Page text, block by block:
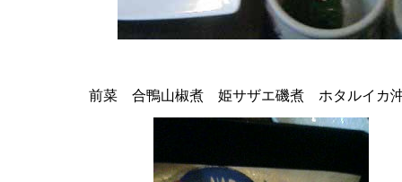
前菜 合鴨山椒煮 姫サザエ磯煮 ホタルイカ